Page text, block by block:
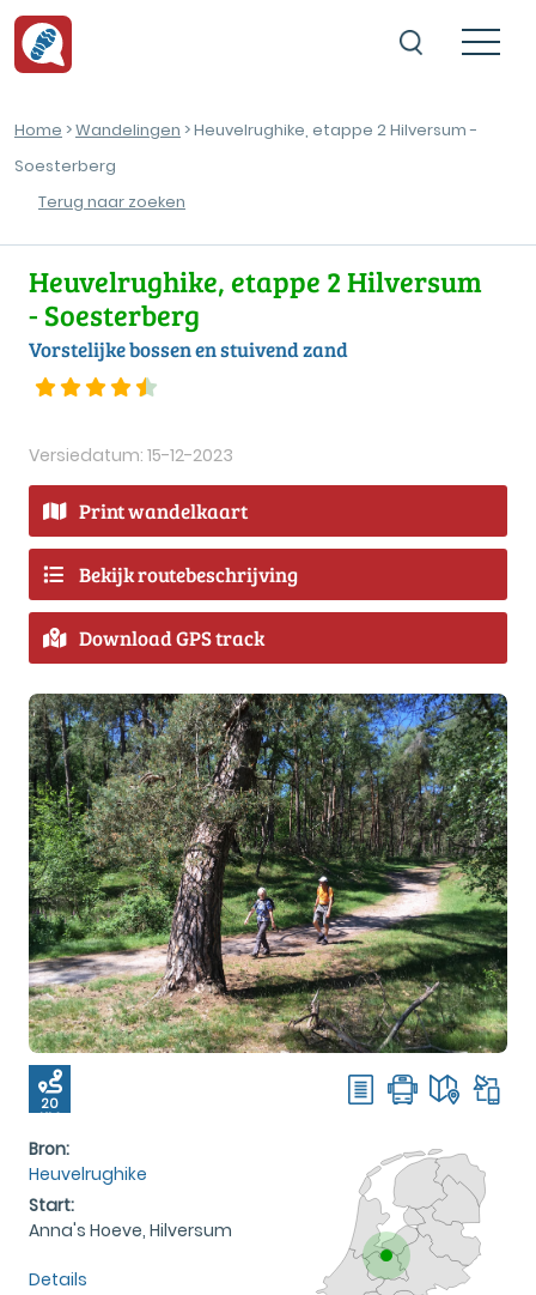
Home >Wandelingen > Heuvelrughike, etappe 2 Hilversum -
Soesterberg
Terug naar zoeken
Heuvelrughike, etappe 2 Hilversum
- Soesterberg
Vorstelijke bossen en stuivend zand
Versiedatum: 15-12-2023
Print wandelkaart
Bekijk routebeschrijving
Download GPS track
20
KM
Bron:
Heuvelrughike
Start:
Anna's Hoeve, Hilversum
Details